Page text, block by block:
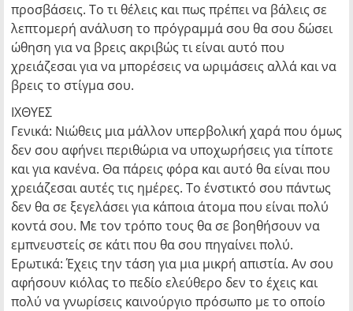
προσβάσεις. Το τι θέλεις και πως πρέπει να βάλεις σε
λεπτομερή ανάλυση το πρόγραμμά σου θα σου δώσει
ώθηση για να βρεις ακριβώς τι είναι αυτό που
χρειάζεσαι για να μπορέσεις να ωριμάσεις αλλά και να
βρεις το στίγμα σου.
ΙΧΘYΕΣ
Γενικά: Νιώθεις μια μάλλον υπερβολική χαρά που όμως
δεν σου αφήνει περιθώρια να υποχωρήσεις για τίποτε
και για κανένα. Θα πάρεις φόρα και αυτό θα είναι που
χρειάζεσαι αυτές τις ημέρες. Το ένστικτό σου πάντως
δεν θα σε ξεγελάσει για κάποια άτομα που είναι πολύ
κοντά σου. Με τον τρόπο τους θα σε βοηθήσουν να
εμπνευστείς σε κάτι που θα σου πηγαίνει πολύ.
Ερωτικά: Έχεις την τάση για μια μικρή απιστία. Αν σου
αφήσουν κιόλας το πεδίο ελεύθερο δεν το έχεις και
πολύ να γνωρίσεις καινούργιο πρόσωπο με το οποίο